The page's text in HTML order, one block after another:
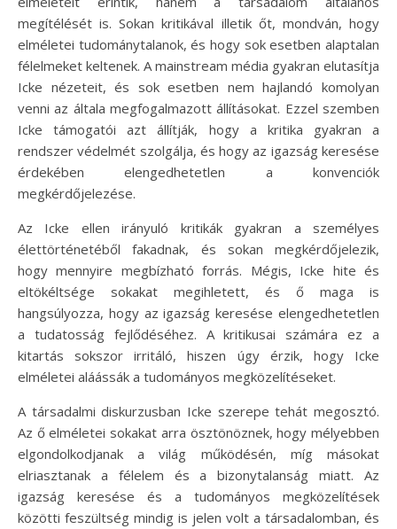
megítélését is. Sokan kritikával illetik őt, mondván, hogy
elméletei tudománytalanok, és hogy sok esetben alaptalan
félelmeket keltenek. A mainstream média gyakran elutasítja
Icke nézeteit, és sok esetben nem hajlandó komolyan
venni az általa megfogalmazott állításokat. Ezzel szemben
Icke támogatói azt állítják, hogy a kritika gyakran a
rendszer védelmét szolgálja, és hogy az igazság keresése
érdekében elengedhetetlen a konvenciók
megkérdőjelezése.
Az Icke ellen irányuló kritikák gyakran a személyes
élettörténetéből fakadnak, és sokan megkérdőjelezik,
hogy mennyire megbízható forrás. Mégis, Icke hite és
eltökéltsége sokakat megihletett, és ő maga is
hangsúlyozza, hogy az igazság keresése elengedhetetlen
a tudatosság fejlődéséhez. A kritikusai számára ez a
kitartás sokszor irritáló, hiszen úgy érzik, hogy Icke
elméletei aláássák a tudományos megközelítéseket.
A társadalmi diskurzusban Icke szerepe tehát megosztó.
Az ő elméletei sokakat arra ösztönöznek, hogy mélyebben
elgondolkodjanak a világ működésén, míg másokat
elriasztanak a félelem és a bizonytalanság miatt. Az
igazság keresése és a tudományos megközelítések
közötti feszültség mindig is jelen volt a társadalomban, és